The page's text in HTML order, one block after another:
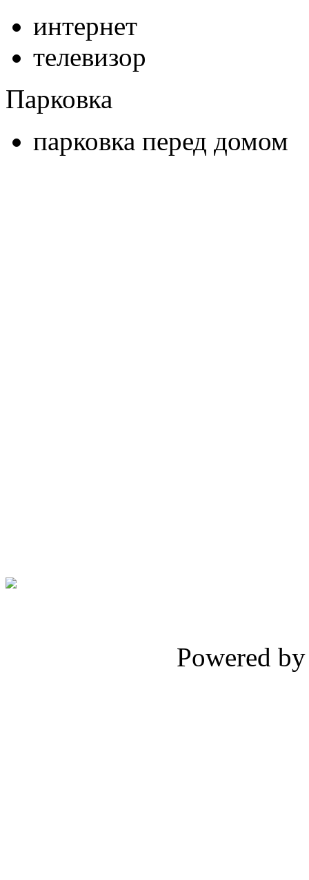
интернет
телевизор
Парковка
парковка перед домом
Powered